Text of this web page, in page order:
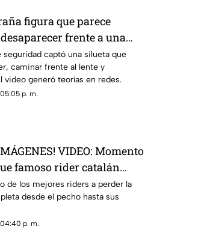
figura que parece
frente a una
seguridad captó una silueta que
caminar frente al lente y
video generó teorías en redes.
p. m.
VIDEO: Momento
famoso rider catalán
que lo deja parapléjico
de los mejores riders a perder la
desde el pecho hasta sus
p. m.